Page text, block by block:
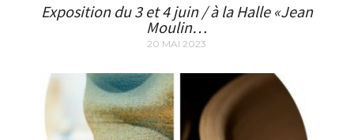
Exposition du 3 et 4 juin / à la Halle «Jean
Moulin…
20 MAI 2023